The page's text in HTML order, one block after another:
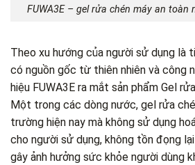
FUWA3E – gel rửa chén máy an toàn
Theo xu hướng của người sử dụng là
có nguồn gốc từ thiên nhiên và công
hiệu FUWA3E ra mắt sản phẩm Gel
Một trong các dòng nước, gel rửa
trường hiện nay mà không sử dụng
cho người sử dụng, không tồn đọng
gây ảnh hưởng sức khỏe người dùng